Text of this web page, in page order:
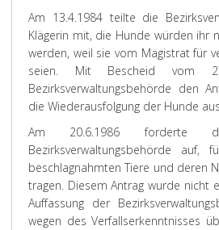
Am 13.4.1984 teilte die
Klägerin mit, die Hunde würden ihr
werden, weil sie vom Magistrat für
seien. Mit Bescheid vom
Bezirksverwaltungsbehörde den
die Wiederausfolgung der Hunde
Am 20.6.1986 forderte
Bezirksverwaltungsbehörde auf,
beschlagnahmten Tiere und deren
tragen. Diesem Antrag wurde nicht
Auffassung der
wegen des Verfallserkenntnisses